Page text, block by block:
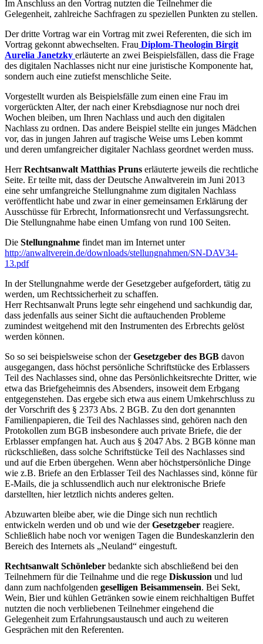
Im Anschluss an den Vortrag nutzten die Teilnehmer die
Gelegenheit, zahlreiche Sachfragen zu speziellen Punkten zu stellen.
Der dritte Vortrag war ein Vortrag mit zwei Referenten, die sich im
Vortrag gekonnt abwechselten. Frau Diplom-Theologin Birgit
Aurelia Janetzky erläuterte an zwei Beispielsfällen, dass die Frage
des digitalen Nachlasses nicht nur eine juristische Komponente hat,
sondern auch eine zutiefst menschliche Seite.
Vorgestellt wurden als Beispielsfälle zum einen eine Frau im
vorgerückten Alter, der nach einer Krebsdiagnose nur noch drei
Wochen bleiben, um Ihren Nachlass und auch den digitalen
Nachlass zu ordnen. Das andere Beispiel stellte ein junges Mädchen
vor, das in jungen Jahren auf tragische Weise ums Leben kommt
und deren umfangreicher digitaler Nachlass geordnet werden muss.
HerrRechtsanwalt Matthias Pruns erläuterte jeweils die rechtliche
Seite. Er teilte mit, dass der Deutsche Anwaltverein im Juni 2013
eine sehr umfangreiche Stellungnahme zum digitalen Nachlass
veröffentlicht habe und zwar in einer gemeinsamen Erklärung der
Ausschüsse für Erbrecht, Informationsrecht und Verfassungsrecht.
Die Stellungnahme habe einen Umfang von rund 100 Seiten.
Die Stellungnahme findet man im Internet unter
http://anwaltverein.de/downloads/stellungnahmen/SN-DAV34-
13.pdf
In der Stellungnahme werde der Gesetzgeber aufgefordert, tätig zu
werden, um Rechtssicherheit zu schaffen.
Herr Rechtsanwalt Pruns legte sehr eingehend und sachkundig dar,
dass jedenfalls aus seiner Sicht die auftauchenden Probleme
zumindest weitgehend mit den Instrumenten des Erbrechts gelöst
werden können.
So so sei beispielsweise schon derGesetzgeber des BGB davon
ausgegangen, dass höchst persönliche Schriftstücke des Erblassers
Teil des Nachlasses sind, ohne das Persönlichkeitsrechte Dritter, wie
etwa das Briefgeheimnis des Absenders, insoweit dem Erbgang
entgegenstehen. Das ergebe sich etwa aus einem Umkehrschluss zu
der Vorschrift des § 2373 Abs. 2 BGB. Zu den dort genannten
Familienpapieren, die Teil des Nachlasses sind, gehören nach den
Protokollen zum BGB insbesondere auch private Briefe, die der
Erblasser empfangen hat. Auch aus § 2047 Abs. 2 BGB könne man
rückschließen, dass solche Schriftstücke Teil des Nachlasses sind
und auf die Erben übergehen. Wenn aber höchstpersönliche Dinge
wie z.B. Briefe an den Erblasser Teil des Nachlasses sind, könne für
E-Mails, die ja schlussendlich auch nur elektronische Briefe
darstellten, hier letztlich nichts anderes gelten.
Abzuwarten bleibe aber, wie die Dinge sich nun rechtlich
entwickeln werden und ob und wie derGesetzgeber reagiere.
Schließlich habe noch vor wenigen Tagen die Bundeskanzlerin den
Bereich des Internets als „Neuland“ eingestuft.
Rechtsanwalt Schönleber bedankte sich abschließend bei den
Teilnehmern für die Teilnahme und die rege Diskussion und lud
dann zum nachfolgenden geselligen Beisammensein. Bei Sekt,
Wein, Bier und kühlen Getränken sowie einem reichhaltigen Buffet
nutzten die noch verbliebenen Teilnehmer eingehend die
Gelegenheit zum Erfahrungsaustausch und auch zu weiteren
Gesprächen mit den Referenten.